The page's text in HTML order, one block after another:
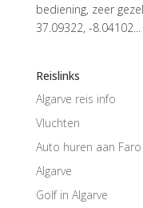
bediening, zeer
37.09322, -8.04102...
Reislinks
Algarve reis info
Vluchten
Auto huren aan Faro
Algarve
Golf in Algarve